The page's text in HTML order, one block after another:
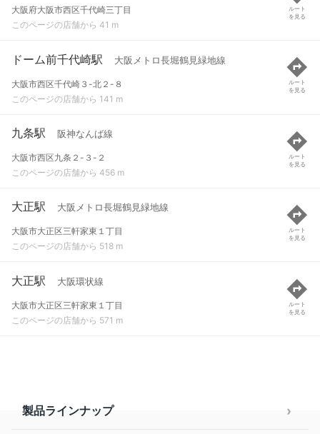
大阪府大阪市西区千代崎三丁目
このページの店舗から 41 m
ルート
を見る
ドーム前千代崎駅 大阪メトロ長堀鶴見緑地線
大阪市西区千代崎３-北２-８
このページの店舗から 141 m
ルート
を見る
九条駅 阪神なんば線
大阪市西区九条２-３-２
このページの店舗から 456 m
ルート
を見る
大正駅 大阪メトロ長堀鶴見緑地線
大阪市大正区三軒家東１丁目
このページの店舗から 518 m
ルート
を見る
大正駅 大阪環状線
大阪市大正区三軒家東１丁目
このページの店舗から 571 m
ルート
を見る
製品ラインナップ